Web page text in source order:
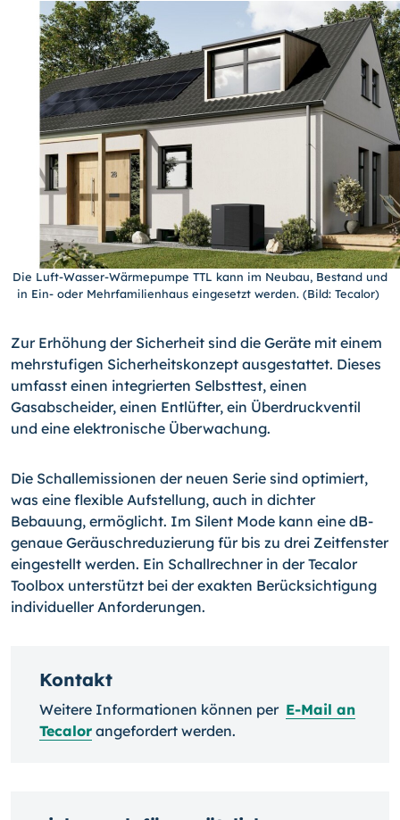
Die Luft-Wasser-Wärmepumpe TTL kann im Neubau, Bestand und
in Ein- oder Mehrfamilienhaus eingesetzt werden. (Bild: Tecalor)
Zur Erhöhung der Sicherheit sind die Geräte mit einem
mehrstufigen Sicherheitskonzept ausgestattet. Dieses
umfasst einen integrierten Selbsttest, einen
Gasabscheider, einen Entlüfter, ein Überdruckventil
und eine elektronische Überwachung.
Die Schallemissionen der neuen Serie sind optimiert,
was eine flexible Aufstellung, auch in dichter
Bebauung, ermöglicht. Im Silent Mode kann eine dB-
genaue Geräuschreduzierung für bis zu drei Zeitfenster
eingestellt werden. Ein Schallrechner in der Tecalor
Toolbox unterstützt bei der exakten Berücksichtigung
individueller Anforderungen.
Kontakt
Weitere Informationen können per E-Mail an
Tecalor angefordert werden.